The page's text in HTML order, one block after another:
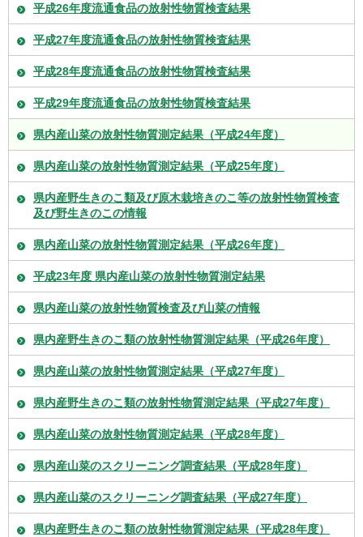
平成26年度流通食品の放射性物質検査結果
平成27年度流通食品の放射性物質検査結果
平成28年度流通食品の放射性物質検査結果
平成29年度流通食品の放射性物質検査結果
県内産山菜の放射性物質測定結果（平成24年度）
県内産山菜の放射性物質測定結果（平成25年度）
県内産野生きのこ類及び原木栽培きのこ等の放射性物質検査
及び野生きのこの情報
県内産山菜の放射性物質測定結果（平成26年度）
平成23年度 県内産山菜の放射性物質測定結果
県内産山菜の放射性物質検査及び山菜の情報
県内産野生きのこ類の放射性物質測定結果（平成26年度）
県内産山菜の放射性物質測定結果（平成27年度）
県内産野生きのこ類の放射性物質測定結果（平成27年度）
県内産山菜の放射性物質測定結果（平成28年度）
県内産山菜のスクリーニング調査結果（平成28年度）
県内産山菜のスクリーニング調査結果（平成27年度）
県内産野生きのこ類の放射性物質測定結果（平成28年度）